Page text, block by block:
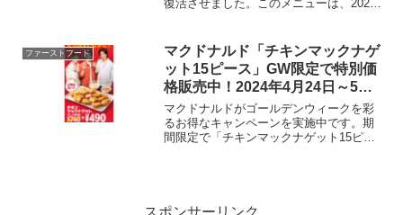
復活させました。このメニューは、2024
ナゲット極辛Z価格:5ピース: 270円8ピー
ス:...
ファーストフード
マクドナルド「チキンマックナゲ
ット15ピース」GW限定で特別価
格販売中！2024年4月24日～5月
21日
マクドナルドがゴールデンウィークを彩
るお得なキャンペーンを実施中です。期
間限定で「チキンマックナゲット15ピー
スポンサーリンク